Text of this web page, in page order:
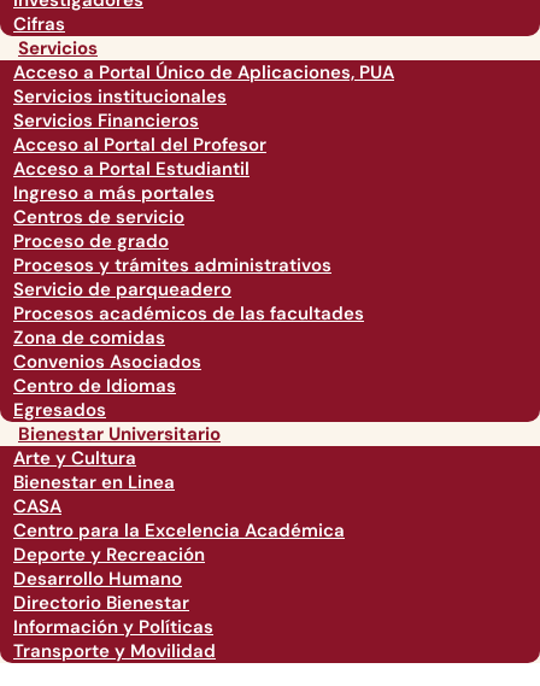
Cifras
Servicios
Acceso a Portal Único de Aplicaciones, PUA
Servicios institucionales
Servicios Financieros
Acceso al Portal del Profesor
Acceso a Portal Estudiantil
Ingreso a más portales
Centros de servicio
Proceso de grado
Procesos y trámites administrativos
Servicio de parqueadero
Procesos académicos de las facultades
Zona de comidas
Convenios Asociados
Centro de Idiomas
Egresados
Bienestar Universitario
Arte y Cultura
Bienestar en Linea
CASA
Centro para la Excelencia Académica
Deporte y Recreación
Desarrollo Humano
Directorio Bienestar
Información y Políticas
Transporte y Movilidad